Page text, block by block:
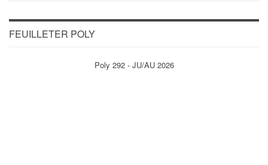
FEUILLETER POLY
Poly 292 - JU/AU 2026